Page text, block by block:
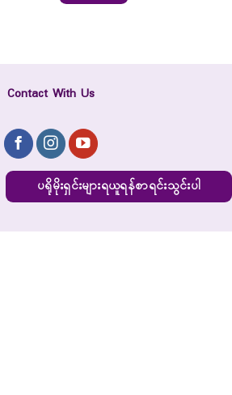
Contact With Us
ပရိုမိုးရှင်းများရယူရန်စာရင်းသွင်းပါ